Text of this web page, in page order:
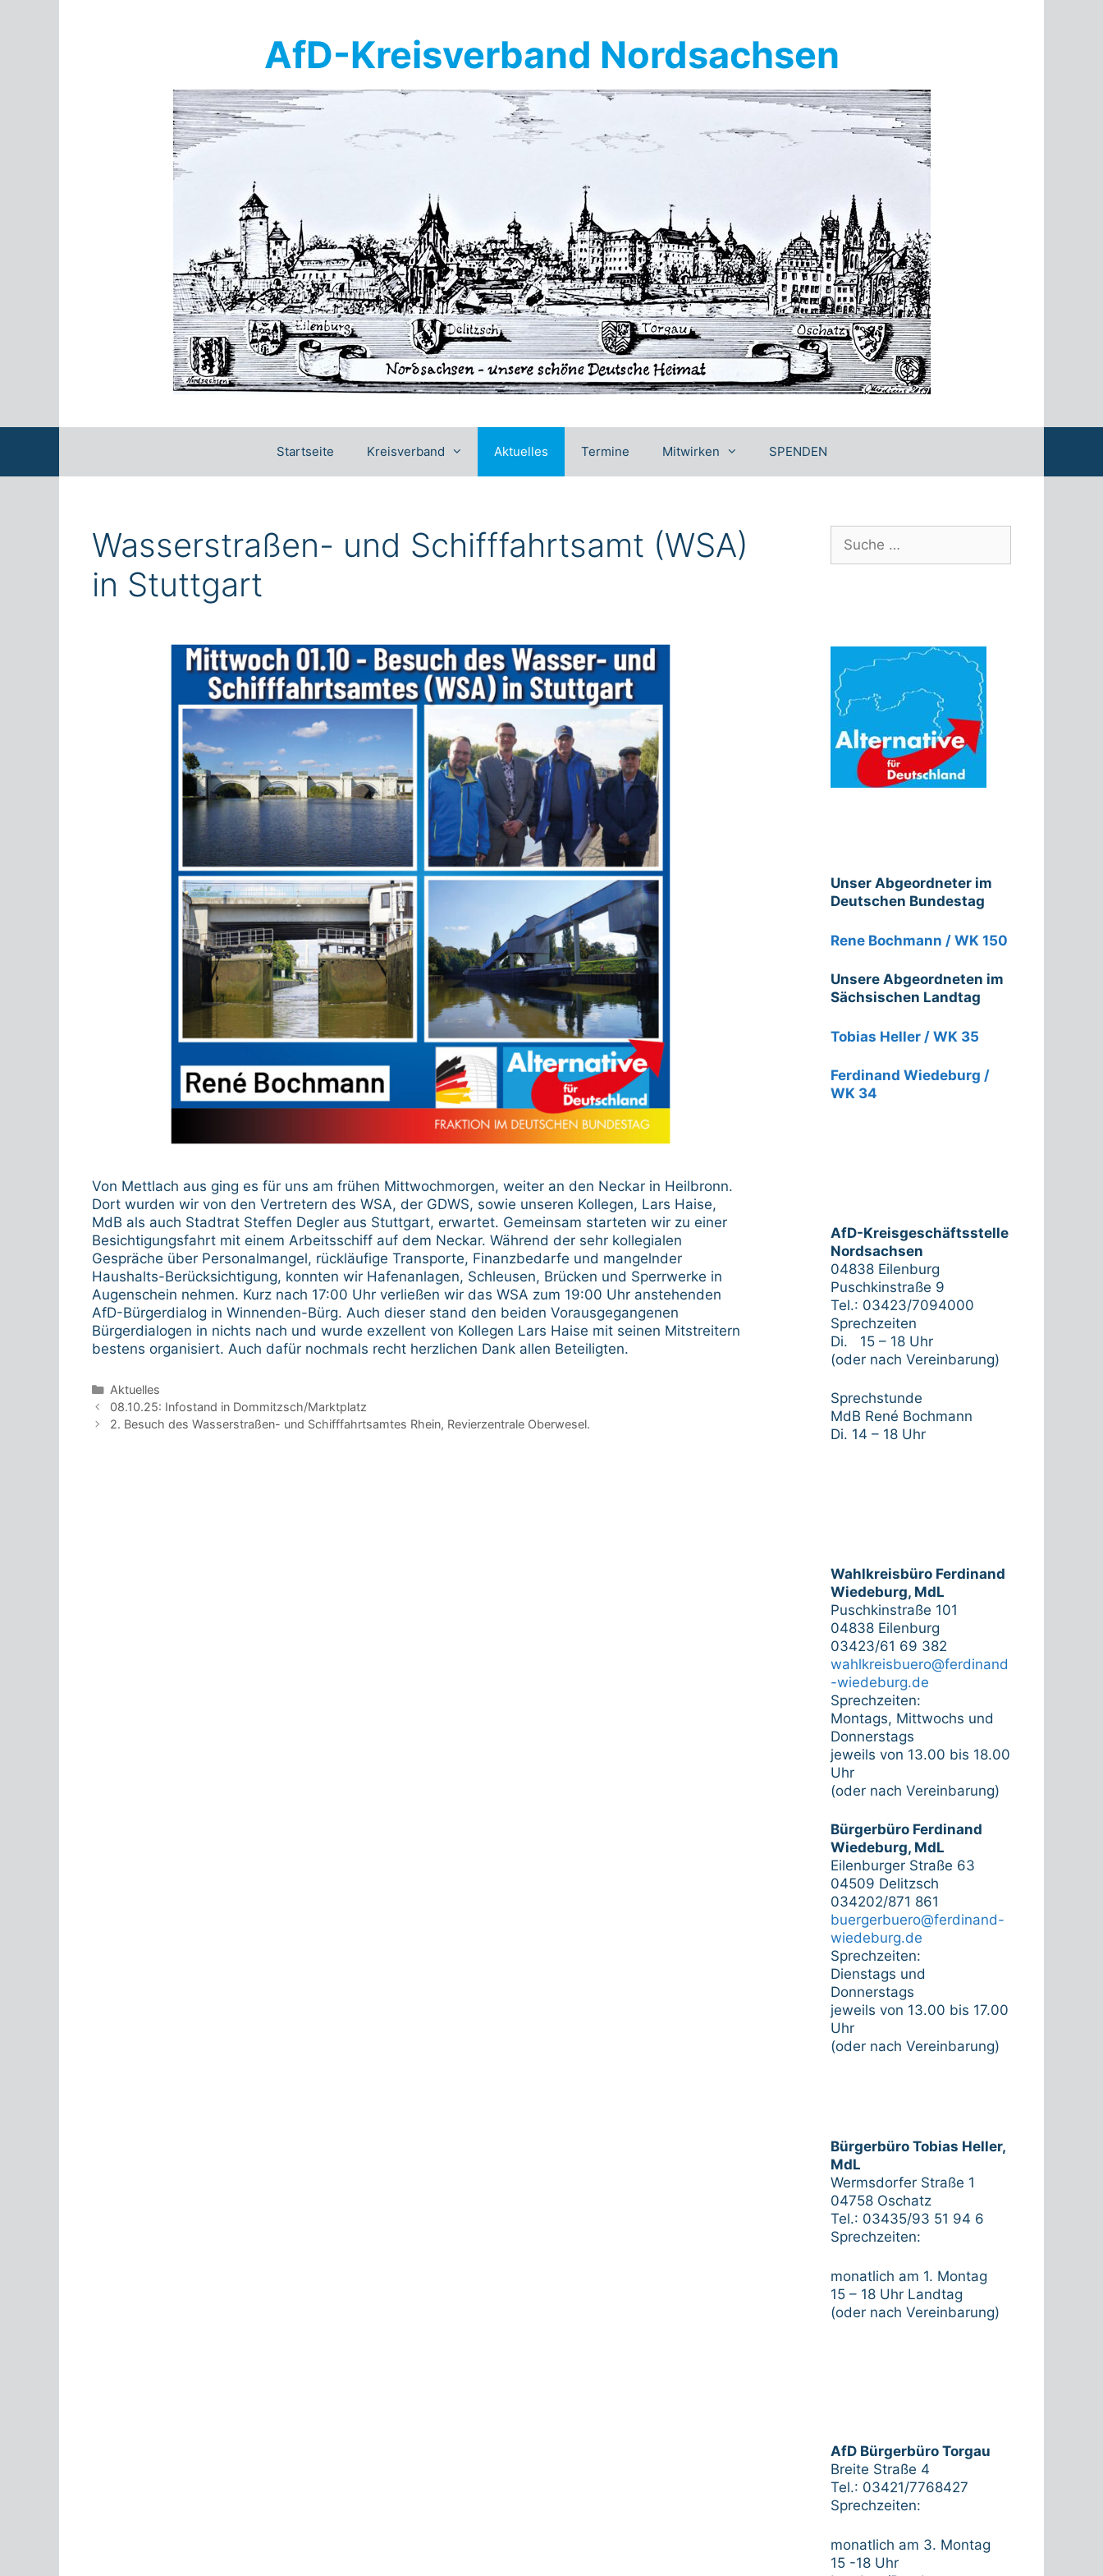
AfD-Kreisverband Nordsachsen
Startseite Kreisverband Aktuelles Termine Mitwirken SPENDEN
Wasserstraßen- und Schifffahrtsamt (WSA)
in Stuttgart
Von Mettlach aus ging es für uns am frühen Mittwochmorgen, weiter an den Neckar in Heilbronn.
Dort wurden wir von den Vertretern des WSA, der GDWS, sowie unseren Kollegen, Lars Haise,
MdB als auch Stadtrat Steffen Degler aus Stuttgart, erwartet. Gemeinsam starteten wir zu einer
Besichtigungsfahrt mit einem Arbeitsschiff auf dem Neckar. Während der sehr kollegialen
Gespräche über Personalmangel, rückläufige Transporte, Finanzbedarfe und mangelnder
Haushalts-Berücksichtigung, konnten wir Hafenanlagen, Schleusen, Brücken und Sperrwerke in
Augenschein nehmen. Kurz nach 17:00 Uhr verließen wir das WSA zum 19:00 Uhr anstehenden
AfD-Bürgerdialog in Winnenden-Bürg. Auch dieser stand den beiden Vorausgegangenen
Bürgerdialogen in nichts nach und wurde exzellent von Kollegen Lars Haise mit seinen Mitstreitern
bestens organisiert. Auch dafür nochmals recht herzlichen Dank allen Beteiligten.
Kategorien
Aktuelles
Beitrags-
Navigation
08.10.25: Infostand in Dommitzsch/Marktplatz
2. Besuch des Wasserstraßen- und Schifffahrtsamtes Rhein, Revierzentrale Oberwesel.
nach:
Unser Abgeordneter im
Deutschen Bundestag
Rene Bochmann / WK 150
Unsere Abgeordneten im
Sächsischen Landtag
Tobias Heller / WK 35
Ferdinand Wiedeburg /
WK 34
AfD-Kreisgeschäftsstelle
Nordsachsen
04838 Eilenburg
Puschkinstraße 9
Tel.: 03423/7094000
Sprechzeiten
Di. 15 – 18 Uhr
(oder nach Vereinbarung)
Sprechstunde
MdB René Bochmann
Di. 14 – 18 Uhr
Wahlkreisbüro Ferdinand
Wiedeburg, MdL
Puschkinstraße 101
04838 Eilenburg
03423/61 69 382
wahlkreisbuero@ferdinand
-wiedeburg.de
Sprechzeiten:
Montags, Mittwochs und
Donnerstags
jeweils von 13.00 bis 18.00
Uhr
(oder nach Vereinbarung)
Bürgerbüro Ferdinand
Wiedeburg, MdL
Eilenburger Straße 63
04509 Delitzsch
034202/871 861
buergerbuero@ferdinand-
wiedeburg.de
Sprechzeiten:
Dienstags und
Donnerstags
jeweils von 13.00 bis 17.00
Uhr
(oder nach Vereinbarung)
Bürgerbüro Tobias Heller,
MdL
Wermsdorfer Straße 1
04758 Oschatz
Tel.: 03435/93 51 94 6
Sprechzeiten:
monatlich am 1. Montag
15 – 18 Uhr Landtag
(oder nach Vereinbarung)
AfD Bürgerbüro Torgau
Breite Straße 4
Tel.: 03421/7768427
Sprechzeiten:
monatlich am 3. Montag
15 -18 Uhr